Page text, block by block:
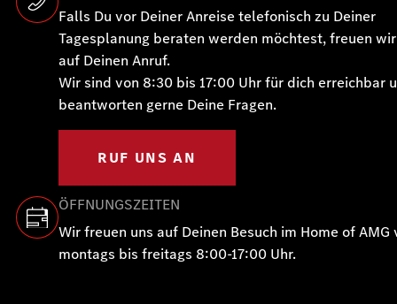
Falls Du vor Deiner Anreise telefonisch zu Deiner
Tagesplanung beraten werden möchtest, freuen
auf Deinen Anruf.
Wir sind von 8:30 bis 17:00 Uhr für dich erreichbar
beantworten gerne Deine Fragen.
RUF UNS AN
ÖFFNUNGSZEITEN
Wir freuen uns auf Deinen Besuch im Home of AMG
montags bis freitags 8:00-17:00 Uhr.